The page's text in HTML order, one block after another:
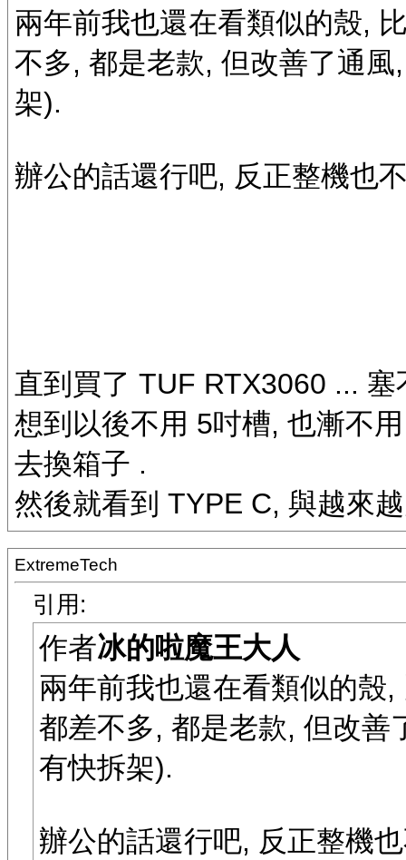
兩年前我也還在看類似的殼,
不多, 都是老款, 但改善了通
架).
辦公的話還行吧, 反正整機也
直到買了 TUF RTX3060 ...
想到以後不用 5吋槽, 也漸不
去換箱子 .
然後就看到 TYPE C, 與越來
ExtremeTech
引用:
作者冰的啦魔王大人
兩年前我也還在看類似的殼
都差不多, 都是老款, 但改善
有快拆架).
辦公的話還行吧, 反正整機